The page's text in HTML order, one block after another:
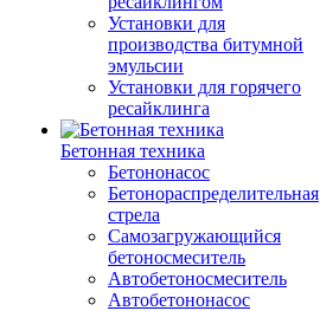
Установки для
производства битумной
эмульсии
Установки для горячего
ресайклинга
Бетонная техника
Бетононасос
Бетонораспределительная
стрела
Самозагружающийся
бетоносмеситель
Автобетоносмеситель
Автобетононасос